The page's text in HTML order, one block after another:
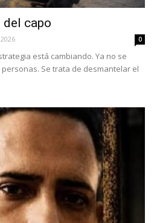
del capo
0
está cambiando. Ya no se
Se trata de desmantelar el